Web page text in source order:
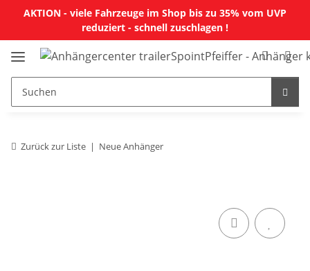
AKTION - viele Fahrzeuge im Shop bis zu 35% vom UVP
reduziert - schnell zuschlagen !
Zurück zur Liste Neue Anhänger